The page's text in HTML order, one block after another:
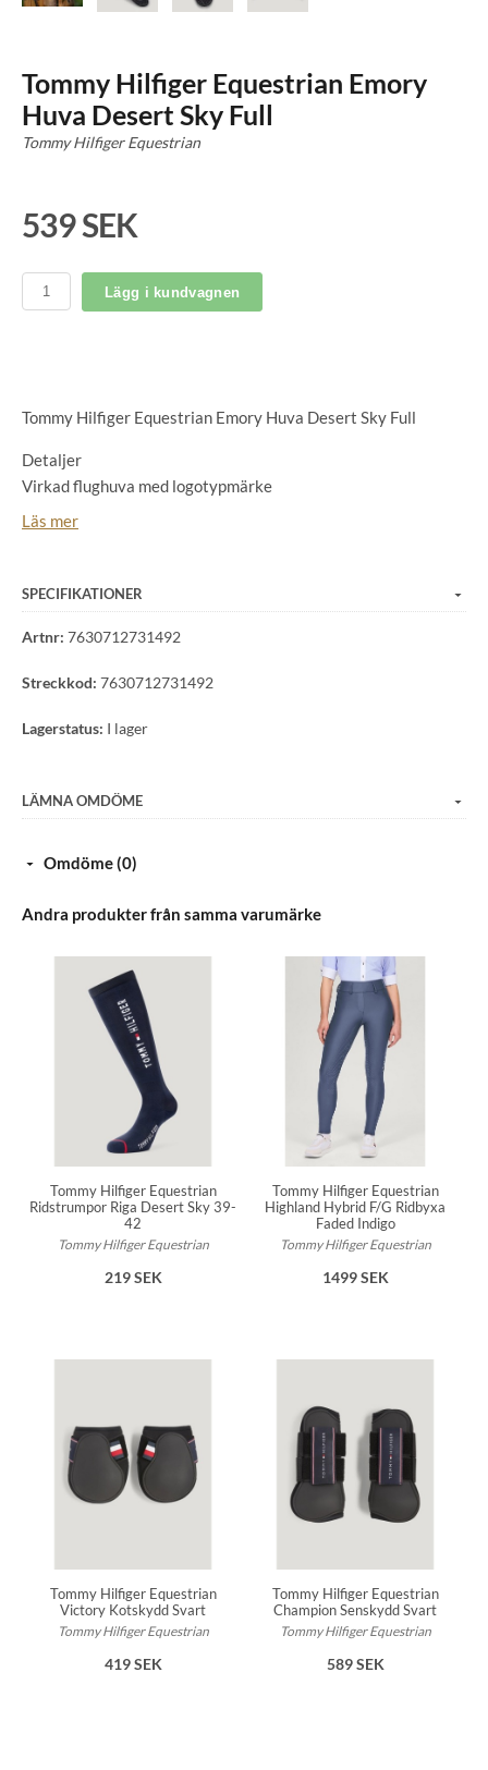
Tommy Hilfiger Equestrian Emory
Huva Desert Sky Full
Tommy Hilfiger Equestrian
539 SEK
Lägg i kundvagnen
Tommy Hilfiger Equestrian Emory Huva Desert Sky Full
Detaljer
Virkad flughuva med logotypmärke
Lätta stretchöron
Läs mer
SPECIFIKATIONER
Artnr: 7630712731492
Streckkod: 7630712731492
Lagerstatus: I lager
LÄMNA OMDÖME
Omdöme (0)
Andra produkter från samma varumärke
Tommy Hilfiger Equestrian
Ridstrumpor Riga Desert Sky 39-
42
Tommy Hilfiger Equestrian
219 SEK
Tommy Hilfiger Equestrian
Highland Hybrid F/G Ridbyxa
Faded Indigo
Tommy Hilfiger Equestrian
1499 SEK
Tommy Hilfiger Equestrian
Victory Kotskydd Svart
Tommy Hilfiger Equestrian
419 SEK
Tommy Hilfiger Equestrian
Champion Senskydd Svart
Tommy Hilfiger Equestrian
589 SEK